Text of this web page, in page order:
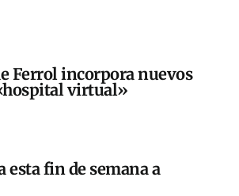
Ferrol incorpora nuevos
virtual»
esta fin de semana a